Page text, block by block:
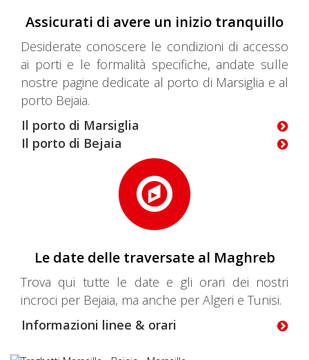
Assicurati di avere un inizio tranquillo
Desiderate conoscere le condizioni di accesso
ai porti e le formalità specifiche, andate sulle
nostre pagine dedicate al porto di Marsiglia e al
porto Bejaia.
Il porto di Marsiglia
Il porto di Bejaia
Le date delle traversate al Maghreb
Trova qui tutte le date e gli orari dei nostri
incroci per Bejaia, ma anche per Algeri e Tunisi.
Informazioni linee & orari